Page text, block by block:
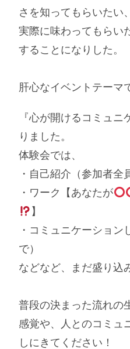
さを知ってもらいたい
実際に味わってもらい
することになりした。
肝心なイベントテーマ
『心が開けるコミュ
りました。
体験会では、
・自己紹介（参加者
・ワーク【あなたが
】
・コミュニケーショ
で）
などなど、まだ盛り込
普段の決まった流れの
感覚や、人とのコミュ
しにきてください！